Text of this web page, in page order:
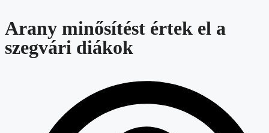
Arany minősítést értek el a
szegvári diákok